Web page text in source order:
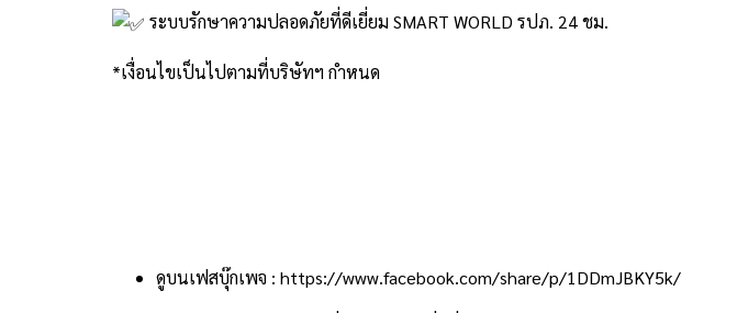
ระบบรักษาความปลอดภัยที่ดีเยี่ยม SMART WORLD รปภ. 24 ชม.
*เงื่อนไขเป็นไปตามที่บริษัทฯ กำหนด
ดูบนเฟสบุ๊กเพจ : https://www.facebook.com/share/p/1DDmJBKY5k/